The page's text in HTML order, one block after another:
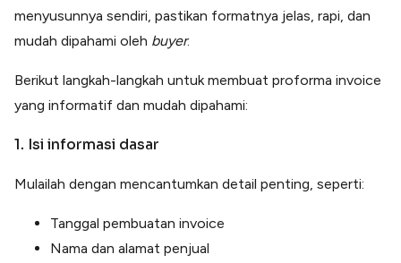
menyusunnya sendiri, pastikan formatnya jelas, rapi, dan
mudah dipahami oleh buyer.
Berikut langkah-langkah untuk membuat proforma invoice
yang informatif dan mudah dipahami:
1. Isi informasi dasar
Mulailah dengan mencantumkan detail penting, seperti:
Tanggal pembuatan invoice
Nama dan alamat penjual